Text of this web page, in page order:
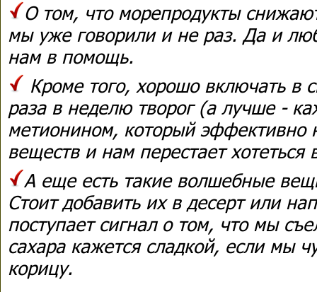
О том, что морепродукты
мы уже говорили и не раз. Да и
нам в помощь.
Кроме того, хорошо включать в
раза в неделю творог (а лучше -
метионином, который эффективно
веществ и нам перестает
А еще есть такие волшебные
Стоит добавить их в десерт или
поступает сигнал о том, что мы
сахара кажется сладкой, если мы
корицу.